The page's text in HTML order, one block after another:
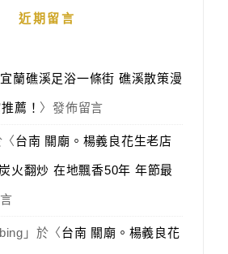
近期留言
宜蘭礁溪足浴一條街 礁溪散策漫
薦！ 〉發佈留言
〈台南 關廟。楊義良花生老店
火翻炒 在地飄香50年 年節最
」於〈台南 關廟。楊義良花